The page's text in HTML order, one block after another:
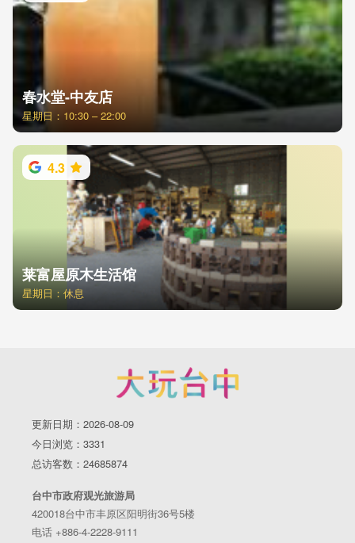
春水堂-中友店
星期日：10:30 – 22:00
4.3
莱富屋原木生活馆
星期日：休息
更新日期：2026-08-09
今日浏览：3331
总访客数：24685874
台中市政府观光旅游局
420018台中市丰原区阳明街36号5楼
电话 +886-4-2228-9111